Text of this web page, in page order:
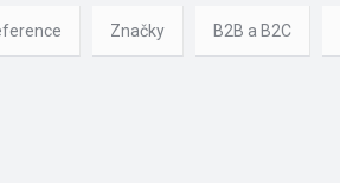
Značky B2B a B2C